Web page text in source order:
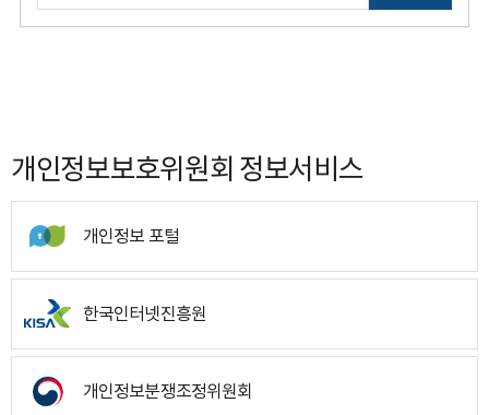
개인정보보호위원회 정보서비스
개인정보 포털
한국인터넷진흥원
개인정보분쟁조정위원회